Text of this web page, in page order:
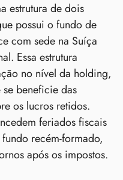
estrutura de dois
possui o fundo de
com sede na Suíça
Essa estrutura
no nível da holding,
beneficie das
os lucros retidos.
feriados fiscais
recém‑formado,
após os impostos.